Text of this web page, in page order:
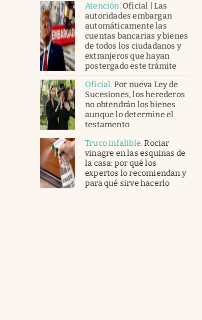
Atención. Oficial | Las
autoridades embargan
automáticamente las
cuentas bancarias y bienes
de todos los ciudadanos y
extranjeros que hayan
postergado este trámite
Oficial. Por nueva Ley de
Sucesiones, los herederos
no obtendrán los bienes
aunque lo determine el
testamento
Truco infalible.Rociar
vinagre en las esquinas de
la casa: por qué los
expertos lo recomiendan y
para qué sirve hacerlo